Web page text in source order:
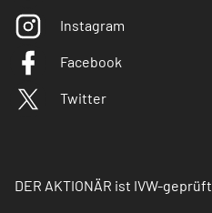
Instagram
Facebook
Twitter
DER AKTIONÄR ist IVW-geprüft